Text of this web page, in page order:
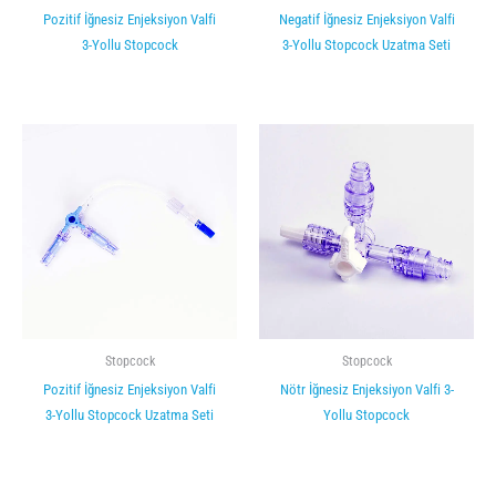
Pozitif İğnesiz Enjeksiyon Valfi
3-Yollu Stopcock
Negatif İğnesiz Enjeksiyon Valfi
3-Yollu Stopcock Uzatma Seti
Stopcock
Pozitif İğnesiz Enjeksiyon Valfi
3-Yollu Stopcock Uzatma Seti
Stopcock
Nötr İğnesiz Enjeksiyon Valfi 3-
Yollu Stopcock